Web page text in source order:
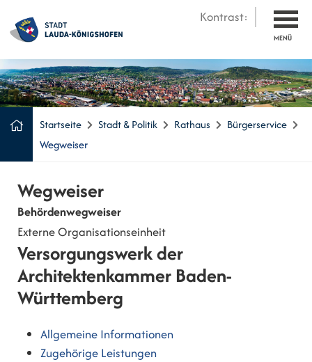
Kontrast:
MENÜ
Startseite Stadt & Politik Rathaus
Bürgerservice
Wegweiser
Wegweiser
Behördenwegweiser
Externe Organisationseinheit
Versorgungswerk der
Architektenkammer Baden-
Württemberg
Allgemeine Informationen
Zugehörige Leistungen